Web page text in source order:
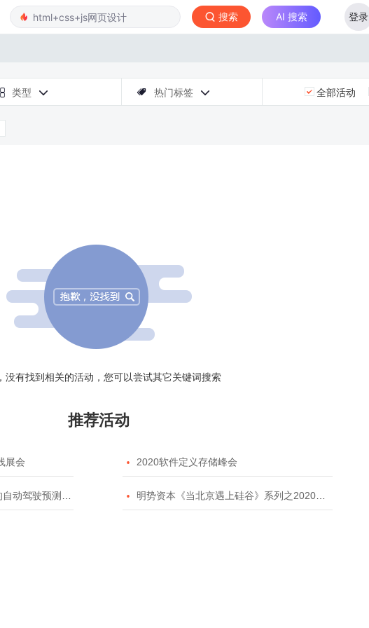
搜索 AI 搜索 登录
类型   热门标签  全部活动
没有找到相关的活动，您可以尝试其它关键词搜索
推荐活动
展会  2020软件定义存储峰会
预测模型挑战赛  明势资本《当北京遇上硅谷》系列之2020年度开源峰会